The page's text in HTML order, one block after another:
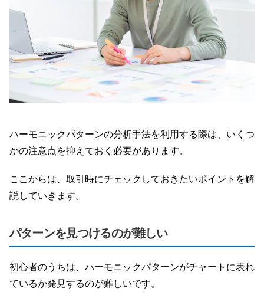
ハーモニックパターンの分析手法を利用する際は、いくつ
かの注意点を抑えておく必要があります。
ここからは、取引時にチェックしておきたいポイントを解
説していきます。
パターンを見つけるのが難しい
初心者のうちは、ハーモニックパターンがチャートに表れ
ているか発見するのが難しいです。